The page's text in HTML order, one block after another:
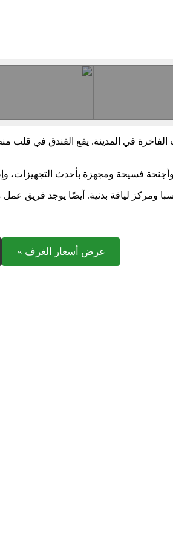
في المدينة. يقع الفندق في قلب
فسيحة ومجهزة بأحدث التجهيزات،
ومركز لياقة بدنية. أيضًا يوجد فريق
عرض أسعار الغرف »